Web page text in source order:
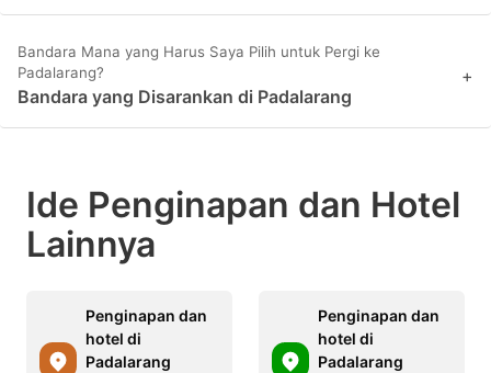
Bandara Mana yang Harus Saya Pilih untuk Pergi ke
Padalarang?
Bandara yang Disarankan di Padalarang
+
Ide Penginapan dan Hotel
Lainnya
Penginapan dan
hotel di
Padalarang
Penginapan dan
hotel di
Padalarang